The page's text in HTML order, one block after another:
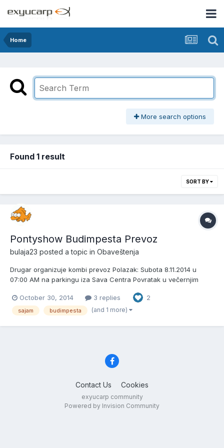
Home
More search options
Found 1 result
SORT BY
Pontyshow Budimpesta Prevoz
bulaja23 posted a topic in Obaveštenja
Drugar organizuje kombi prevoz Polazak: Subota 8.11.2014 u
07:00 AM na parkingu iza Sava Centra Povratak u večernjim
gde se sajam održava i nazad. Cena: 30e po osobi Ako bude
bilo zainteresovanih moguća tura i za nedelju. Info...
October 30, 2014 3 replies 2
sajam budimpesta (and 1 more)
Contact Us Cookies
exyucarp community
Powered by Invision Community